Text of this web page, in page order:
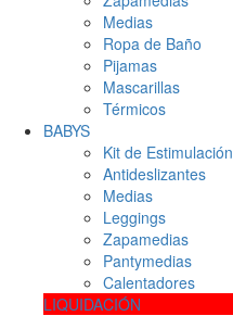
Medias
Ropa de Baño
Pijamas
Mascarillas
Térmicos
BABYS
Kit de Estimulación
Antideslizantes
Medias
Leggings
Zapamedias
Pantymedias
Calentadores
LIQUIDACIÓN